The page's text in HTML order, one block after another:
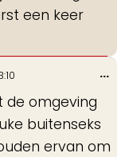
een keer
de omgeving
buitenseks
ervan om
...